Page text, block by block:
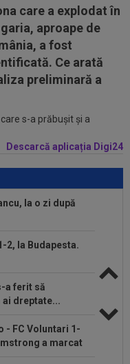
care a explodat în
aproape de
a fost
Ce arată
preliminară a
s-a prăbușit și a
Descarcă aplicația Digi24
a marcat
la Dinamo -
au...
ce
Dinamo -
la...
mai tari...
la o zi după
2, la Budapesta.
a ferit să
ai dreptate...
- FC Voluntari 1-
a marcat